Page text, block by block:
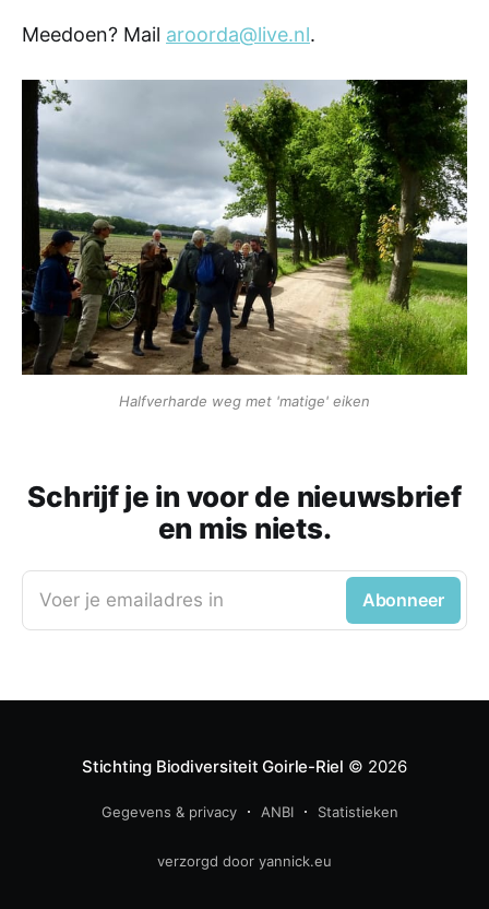
Meedoen? Mail aroorda@live.nl.
Halfverharde weg met 'matige' eiken
Schrijf je in voor de nieuwsbrief
en mis niets.
Voer je emailadres in Abonneer
Stichting Biodiversiteit Goirle-Riel © 2026
Gegevens & privacy ANBI Statistieken
verzorgd door yannick.eu